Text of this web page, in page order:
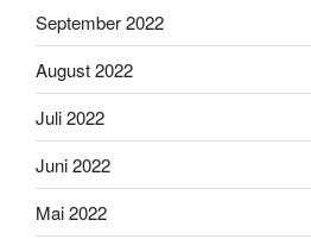
September 2022
August 2022
Juli 2022
Juni 2022
Mai 2022